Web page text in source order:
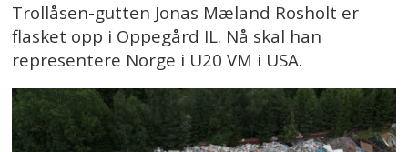
Trollåsen-gutten Jonas Mæland Rosholt er
flasket opp i Oppegård IL. Nå skal han
representere Norge i U20 VM i USA.